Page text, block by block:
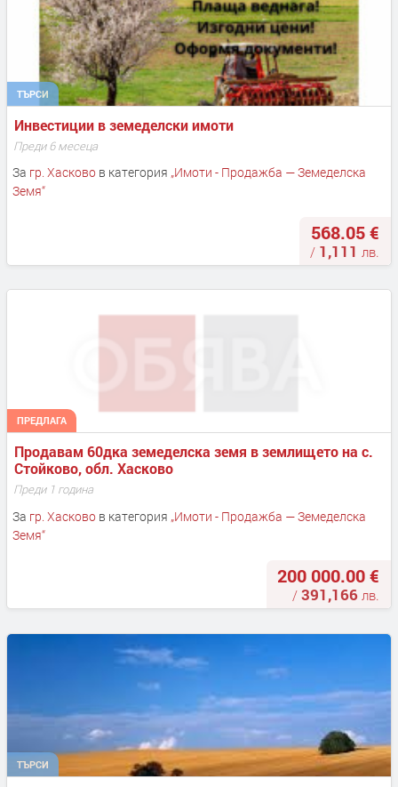
ТЪРСИ
Инвестиции в земеделски имоти
Преди 6 месеца
За гр. Хасковов категория „Имоти - Продажба — Земеделска
Земя“
568.05 €
/ 1,111 лв.
ПРЕДЛАГА
Продавам 60дка земеделска земя в землището на с.
Стойково, обл. Хасково
Преди 1 година
За гр. Хасковов категория „Имоти - Продажба — Земеделска
Земя“
200 000.00 €
/391,166 лв.
ТЪРСИ